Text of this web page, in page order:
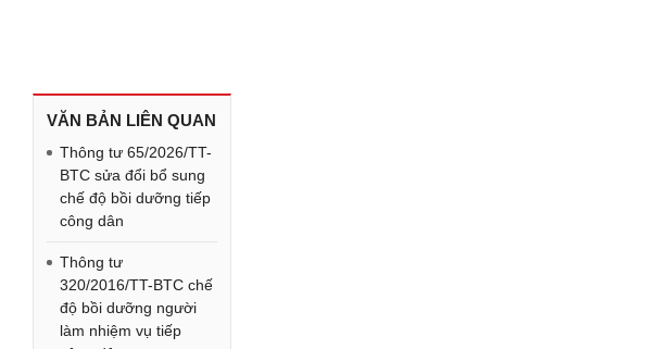
VĂN BẢN LIÊN QUAN
Thông tư 65/2026/TT-
BTC sửa đổi bổ sung
chế độ bồi dưỡng tiếp
công dân
Thông tư
320/2016/TT-BTC chế
độ bồi dưỡng người
làm nhiệm vụ tiếp